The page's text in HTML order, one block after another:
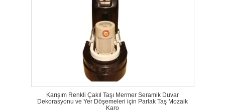
Karışım Renkli Çakıl Taşı Mermer Seramik Duvar
Dekorasyonu ve Yer Döşemeleri için Parlak Taş Mozaik
Karo